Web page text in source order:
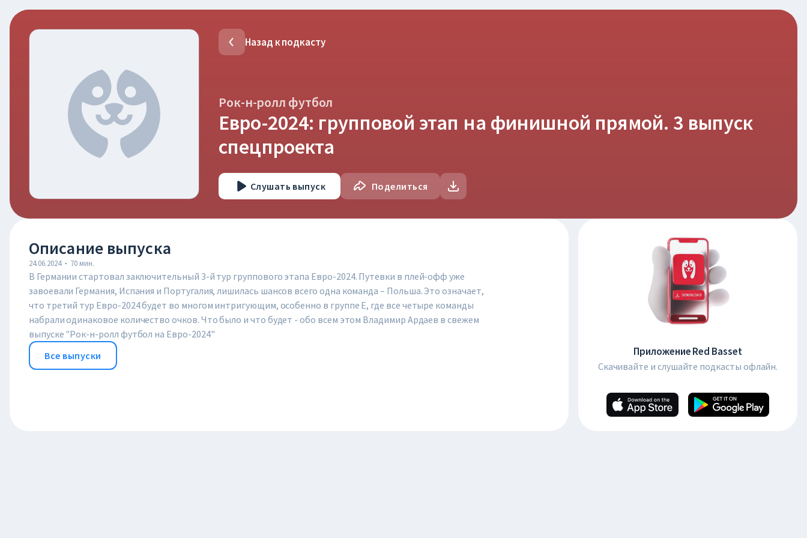
Назад к подкасту
Рок-н-ролл футбол
Евро-2024: групповой этап на финишной прямой. 3 выпуск
спецпроекта
Слушать выпуск Поделиться
Описание выпуска
24.06.2024 · 70 мин.
В Германии стартовал заключительный 3-й тур группового этапа Евро-2024. Путевки в плей-офф уже
завоевали Германия, Испания и Португалия, лишилась шансов всего одна команда – Польша. Это означает,
что третий тур Евро-2024 будет во многом интригующим, особенно в группе Е, где все четыре команды
набрали одинаковое количество очков. Что было и что будет - обо всем этом Владимир Ардаев в свежем
выпуске "Рок-н-ролл футбол на Евро-2024"
Все выпуски
Приложение Red Basset
Скачивайте и слушайте подкасты офлайн.